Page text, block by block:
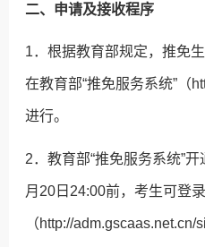
二、申请及接收程序
1．根据教育部规定，推免
在教育部“推免服务系统”（
进行。
2．教育部“推免服务系统”
月20日24:00前，考生可登
（http://